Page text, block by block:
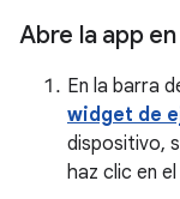
Abre la app
En la barra
widget de
dispositivo,
haz clic en